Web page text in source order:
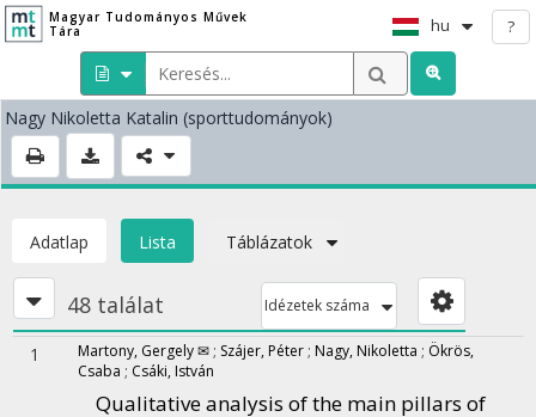
Magyar Tudományos Művek
Tára
hu ?
Nagy Nikoletta Katalin (sporttudományok)
Adatlap Lista Táblázatok
48 találat Idézetek száma
1 Martony, Gergely ✉ ; Szájer, Péter ; Nagy, Nikoletta ; Ökrös,
Csaba ; Csáki, István
Qualitative analysis of the main pillars of